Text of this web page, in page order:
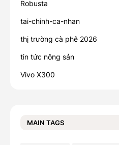
Robusta
tai-chinh-ca-nhan
thị trường cà phê 2026
tin tức nông sản
Vivo X300
MAIN TAGS